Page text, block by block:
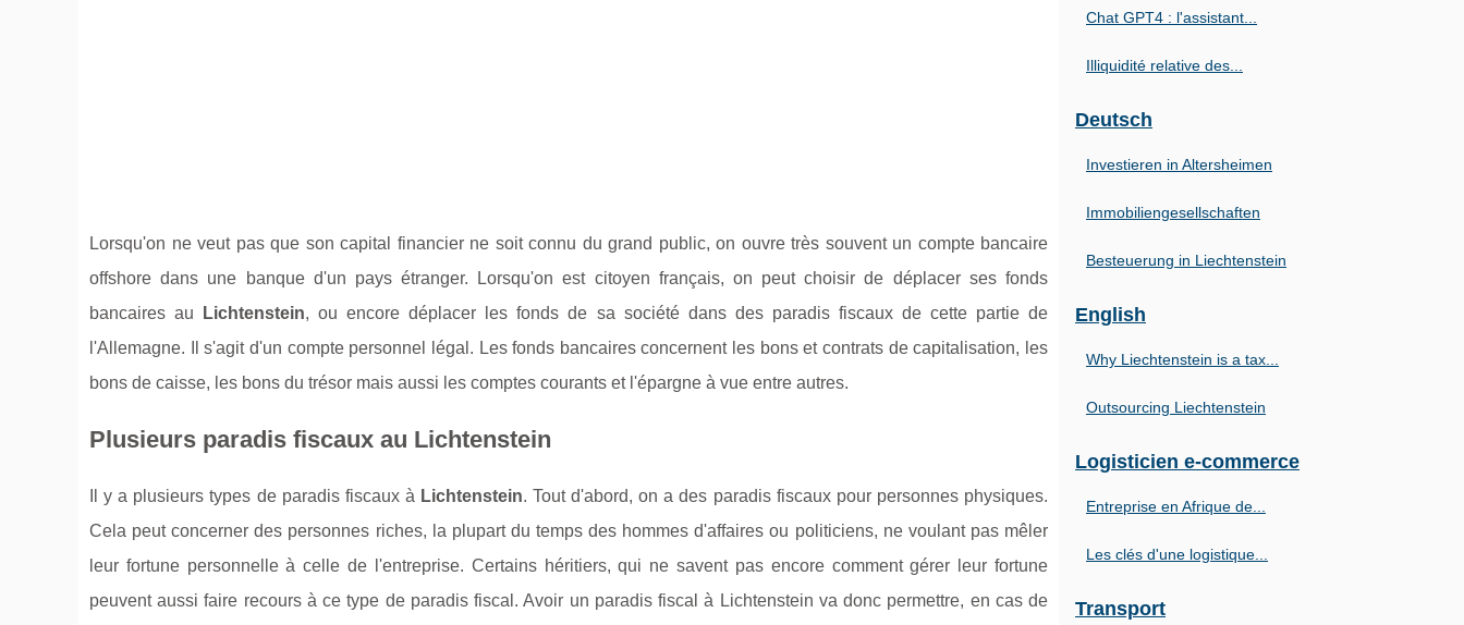
Lorsqu'on ne veut pas que son capital financier ne soit connu du grand public, on ouvre très souvent un compte bancaire
offshore dans une banque d'un pays étranger. Lorsqu'on est citoyen français, on peut choisir de déplacer ses fonds
bancaires au
Lichtenstein, ou encore déplacer les fonds de sa société dans des paradis fiscaux de cette partie de
l'Allemagne. Il s'agit d'un compte personnel légal. Les fonds bancaires concernent les bons et contrats de capitalisation, les
bons de caisse, les bons du trésor mais aussi les comptes courants et l'épargne à vue entre autres.
Plusieurs paradis fiscaux au Lichtenstein
Il y a plusieurs types de paradis fiscaux à Lichtenstein. Tout d'abord, on a des paradis fiscaux pour personnes physiques.
Cela peut concerner des personnes riches, la plupart du temps des hommes d'affaires ou politiciens, ne voulant pas mêler
leur fortune personnelle à celle de l'entreprise. Certains héritiers, qui ne savent pas encore comment gérer leur fortune
peuvent aussi faire recours à ce type de paradis fiscal. Avoir un paradis fiscal à Lichtenstein va donc permettre, en cas de
Chat GPT4 : l'assistant...
Illiquidité relative des...
Deutsch
Investieren in Altersheimen
Immobiliengesellschaften
Besteuerung in Liechtenstein
English
Why Liechtenstein is a tax...
Outsourcing Liechtenstein
Logisticien e-commerce
Entreprise en Afrique de...
Les clés d'une logistique...
Transport